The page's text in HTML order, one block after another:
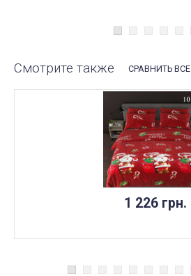
Смотрите также СРАВНИТЬ ВСЕ
1 226 грн.